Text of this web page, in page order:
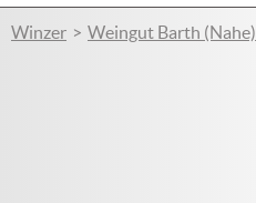
Winzer Weingut Barth (Nahe)